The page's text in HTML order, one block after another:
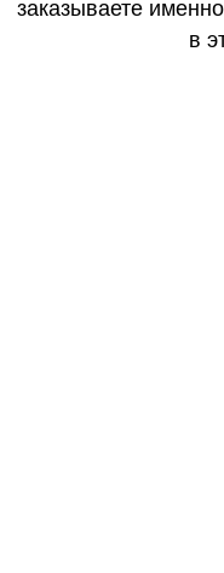
заказываете
в